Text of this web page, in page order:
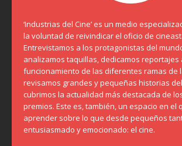
‘Industrias del Cine’ es un medio
la voluntad de reivindicar el oficio de
Entrevistamos a los protagonistas del
analizamos taquillas, dedicamos reportajes
funcionamiento de las diferentes ramas de
revisamos grandes y pequeñas historias
cubrimos la actualidad más destacada de
premios. Este es, también, un espacio en el
aprender sobre lo que desde pequeños
entusiasmado y emocionado: el cine.